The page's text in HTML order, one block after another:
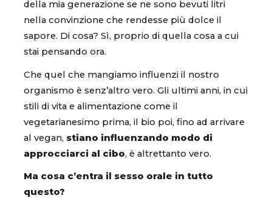
della mia generazione se ne sono bevuti litri
nella convinzione che rendesse più dolce il
sapore. Di cosa? Sì, proprio di quella cosa a cui
stai pensando ora.
Che quel che mangiamo influenzi il nostro
organismo è senz’altro vero. Gli ultimi anni, in cui
stili di vita e alimentazione come il
vegetarianesimo prima, il bio poi, fino ad arrivare
al vegan, stiano influenzando modo di
approcciarci al cibo, è altrettanto vero.
Ma cosa c’entra il sesso orale in tutto
questo?